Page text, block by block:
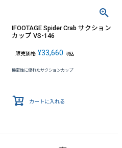
IFOOTAGE Spider Crab サクション
カップ VS-146
販売価格 ¥33,660 税込
機密性に優れたサクションカップ
カートに入れる